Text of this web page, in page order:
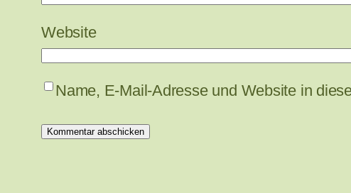
Website
Name, E-Mail-Adresse und Website in